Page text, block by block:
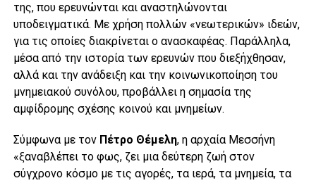
της, που ερευνώνται και αναστηλώνονται
υποδειγματικά. Με χρήση πολλών «νεωτερικών» ιδεών,
για τις οποίες διακρίνεται ο ανασκαφέας. Παράλληλα,
μέσα από την ιστορία των ερευνών που διεξήχθησαν,
αλλά και την ανάδειξη και την κοινωνικοποίηση του
μνημειακού συνόλου, προβάλλει η σημασία της
αμφίδρομης σχέσης κοινού και μνημείων.
Σύμφωνα με τον Πέτρο Θέμελη, η αρχαία Μεσσήνη
«ξαναβλέπει το φως, ζει μια δεύτερη ζωή στον
σύγχρονο κόσμο με τις αγορές, τα ιερά, τα μνημεία, τα